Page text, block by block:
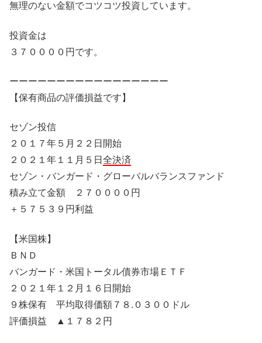
無理のない金額でコツコツ投資しています。
投資金は
３７００００円です。
ーーーーーーーーーーーーーーーーー
【保有商品の評価損益です】
セゾン投信
２０１７年５月２２日開始
２０２１年１１月５日 全決済
セゾン・バンガード・グローバルバランスファンド
積み立て金額 ２７００００円
＋５７５３９円利益
【米国株】
ＢＮＤ
バンガード・米国トータル債券市場ＥＴＦ
２０２１年１２月１６日開始
９株保有 平均取得価額７８.０３００ドル
評価損益 ▲１７８２円